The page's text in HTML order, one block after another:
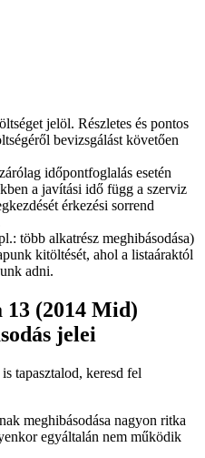
jelöl. Részletes és pontos
bevizsgálást követően
időpontfoglalás esetén
a javítási idő függ a szerviz
érkezési sorrend
több alkatrész meghibásodása)
kitöltését, ahol a listaáraktól
adni.
(2014 Mid)
jelei
tapasztalod, keresd fel
meghibásodása nagyon ritka
egyáltalán nem működik